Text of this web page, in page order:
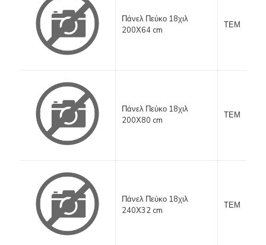
Πάνελ Πεύκο 18χιλ
200Χ64 cm
ΤΕΜ
Πάνελ Πεύκο 18χιλ
200Χ80 cm
ΤΕΜ
Πάνελ Πεύκο 18χιλ
240Χ32 cm
ΤΕΜ